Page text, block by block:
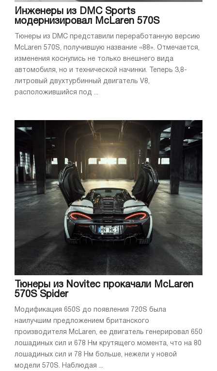
Инженеры из DMC Sports
модернизировал McLaren 570S
Тюнеры из DMC представили переработанную версию
McLaren 570S, получившую название «88». Отмечается,
изменения коснулись не только внешнего вида
автомобиля, но и технической начинки. Теперь 3,8-
литровый двухтурбинный двигатель V8,
расположившийся под ...
Тюнеры из Novitec прокачали McLaren
570S Spider
Модификация 650S до появления 720S была
наилучшим предложением британского
производителя McLaren, ее двигатель генерировал 650
лошадиных сил и 678 Нм крутящего момента, что на 80
лошадиных сил и 78 Нм больше, нежели у новой
модели 570S. Наблюдая ...